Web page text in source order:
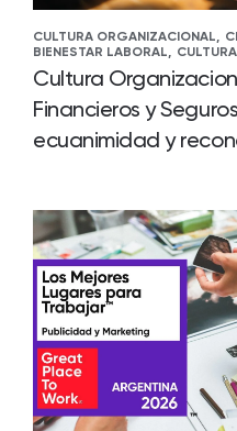
CULTURA ORGANIZACIONAL,
BIENESTAR LABORAL,
Cultura
Financieros y
ecuanimidad y